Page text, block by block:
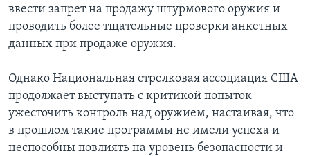
ввести запрет на продажу штурмового оружия и
проводить более тщательные проверки анкетных
данных при продаже оружия.
Однако Национальная стрелковая ассоциация США
продолжает выступать с критикой попыток
ужесточить контроль над оружием, настаивая, что
в прошлом такие программы не имели успеха и
неспособны повлиять на уровень безопасности и